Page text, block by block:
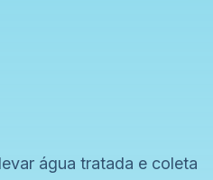
água tratada e coleta